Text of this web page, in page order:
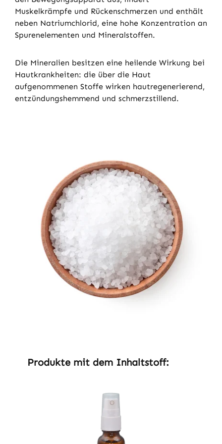
Muskelkrämpfe und Rückenschmerzen und enthält
neben Natriumchlorid, eine hohe Konzentration an
Spurenelementen und Mineralstoffen.
Die Mineralien besitzen eine heilende Wirkung bei
Hautkrankheiten: die über die Haut
aufgenommenen Stoffe wirken hautregenerierend,
entzündungshemmend und schmerzstillend.
Produktgalerie überspringen
Produkte mit dem Inhaltstoff: